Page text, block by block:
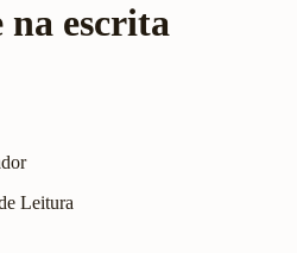
escrita
Leitura